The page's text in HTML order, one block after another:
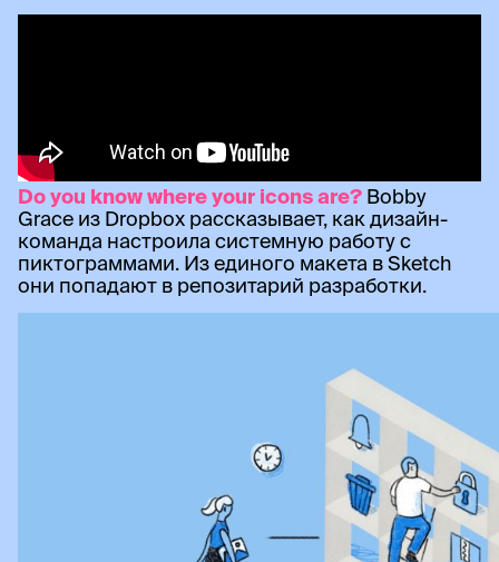
Do you know where your icons are? Bobby
Grace из Dropbox рассказывает, как дизайн-
команда настроила системную работу с
пиктограммами. Из единого макета в Sketch
они попадают в репозитарий разработки.